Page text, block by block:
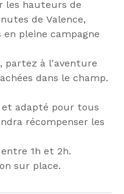
les hauteurs de
de Valence,
en pleine campagne
partez à l'aventure
dans le champ.
et adapté pour tous
récompenser les
1h et 2h.
sur place.